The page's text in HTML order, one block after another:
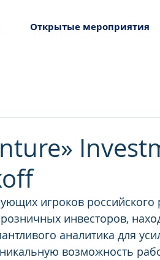
Открытые мероприятия
игроков российского
инвесторов,
аналитика для
возможность